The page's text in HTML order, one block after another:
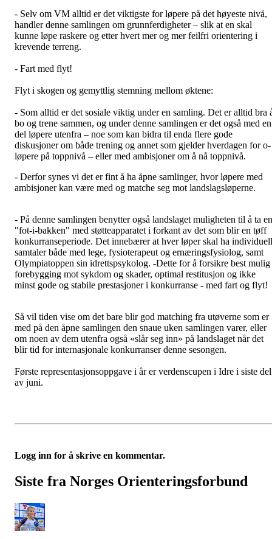
- Selv om VM alltid er det viktigste for løpere på det høyeste nivå,
handler denne samlingen om grunnferdigheter – slik at en skal
kunne løpe raskere og etter hvert mer og mer feilfri orientering i
krevende terreng.
- Fart med flyt!
Flyt i skogen og gemyttlig stemning mellom øktene:
- Som alltid er det sosiale viktig under en samling. Det er alltid bra
bo og trene sammen, og under denne samlingen er det også med en
del løpere utenfra – noe som kan bidra til enda flere gode
diskusjoner om både trening og annet som gjelder hverdagen for o-
løpere på toppnivå – eller med ambisjoner om å nå toppnivå.
- Derfor synes vi det er fint å ha åpne samlinger, hvor løpere med
ambisjoner kan være med og matche seg mot landslagsløperne.
- På denne samlingen benytter også landslaget muligheten til å ta en
"fot-i-bakken" med støtteapparatet i forkant av det som blir en tøff
konkurranseperiode. Det innebærer at hver løper skal ha
samtaler både med lege, fysioterapeut og ernæringsfysiolog, samt
Olympiatoppen sin idrettspsykolog. -Dette for å forsikre best mulig
forebygging mot sykdom og skader, optimal restitusjon og ikke
minst gode og stabile prestasjoner i konkurranse - med fart og flyt!
Så vil tiden vise om det bare blir god matching fra utøverne som er
med på den åpne samlingen den snaue uken samlingen varer, eller
om noen av dem utenfra også «slår seg inn» på landslaget når det
blir tid for internasjonale konkurranser denne sesongen.
Første representasjonsoppgave i år er verdenscupen i Idre i siste del
av juni.
Logg inn for å skrive en kommentar.
Siste fra Norges Orienteringsforbund